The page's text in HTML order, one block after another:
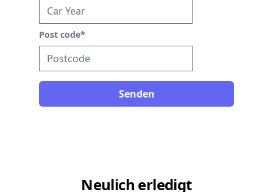
Post code*
Senden
Neulich erledigt